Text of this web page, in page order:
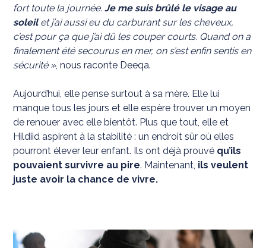
fort toute la journée.Je me suis brûlé le visage au
soleilet j’ai aussi eu du carburant sur les cheveux,
c’est pour ça que j’ai dû les couper courts. Quand on a
finalement été secourus en mer, on s’est enfin sentis en
sécurité », nous raconte Deeqa.
Aujourd’hui, elle pense surtout à sa mère. Elle lui
manque tous les jours et elle espère trouver un moyen
de renouer avec elle bientôt. Plus que tout, elle et
Hildiid aspirent à la stabilité : un endroit sûr où elles
pourront élever leur enfant. Ils ont déjà prouvé qu’ils
pouvaient survivre au pire. Maintenant, ils veulent
juste avoir la chance de vivre.